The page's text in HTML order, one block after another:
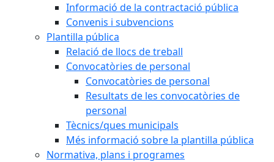
Informació de la contractació pública
Convenis i subvencions
Plantilla pública
Relació de llocs de treball
Convocatòries de personal
Convocatòries de personal
Resultats de les convocatòries de
personal
Tècnics/ques municipals
Més informació sobre la plantilla pública
Normativa, plans i programes